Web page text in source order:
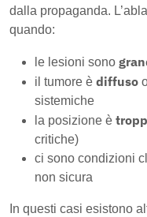
dalla propaganda.
quando:
le lesioni sono
il tumore è diffuso
sistemiche
la posizione è
critiche)
ci sono condizioni
non sicura
In questi casi esistono